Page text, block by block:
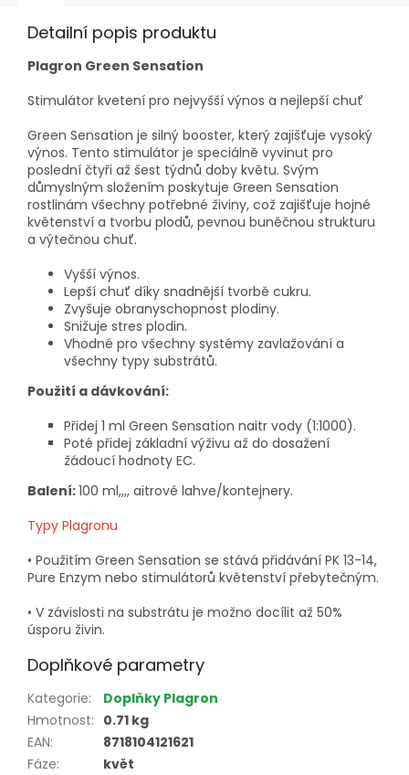
Detailní popis produktu
Plagron Green Sensation
Stimulátor kvetení pro nejvyšší výnos a nejlepší chuť
Green Sensation je silný booster, který zajišťuje vysoký
výnos. Tento stimulátor je speciálně vyvinut pro
poslední čtyři až šest týdnů doby květu. Svým
důmyslným složením poskytuje Green Sensation
rostlinám všechny potřebné živiny, což zajišťuje hojné
květenství a tvorbu plodů, pevnou buněčnou strukturu
a výtečnou chuť.
Vyšší výnos.
Lepší chuť díky snadnější tvorbě cukru.
Zvyšuje obranyschopnost plodiny.
Snižuje stres plodin.
Vhodné pro všechny systémy zavlažování a
všechny typy substrátů.
Použití a dávkování:
Přidej 1 ml Green Sensation naitr vody (1:1000).
Poté přidej základní výživu až do dosažení
žádoucí hodnoty EC.
Balení:100 ml,,,, aitrové lahve/kontejnery.
Typy Plagronu
• Použitím Green Sensation se stává přidávání PK 13-14,
Pure Enzym nebo stimulátorů květenství přebytečným.
• V závislosti na substrátu je možno docílit až 50%
úsporu živin.
Doplňkové parametry
Kategorie:
Doplňky Plagron
Hmotnost: 0.71 kg
EAN:
8718104121621
Fáze:
květ